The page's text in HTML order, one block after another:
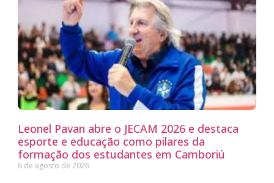
Leonel Pavan abre o JECAM 2026 e destaca
esporte e educação como pilares da
formação dos estudantes em Camboriú
6 de agosto de 2026